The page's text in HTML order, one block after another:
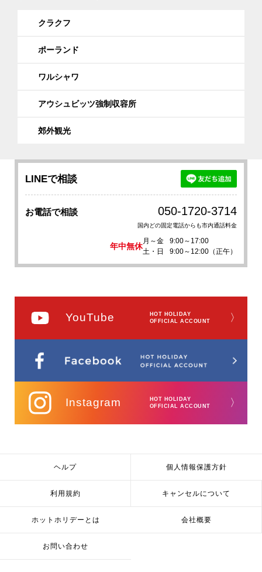
クラクフ
ポーランド
ワルシャワ
アウシュビッツ強制収容所
郊外観光
LINEで相談
お電話で相談 050-1720-3714
国内どの固定電話からも市内通話料金
年中無休
月～金
9:00～17:00
土・日
9:00～12:00（正午）
YouTube
HOT HOLIDAY
OFFICIAL ACCOUNT
〉
Instagram
HOT HOLIDAY
OFFICIAL ACCOUNT
〉
ヘルプ 個人情報保護方針
利用規約 キャンセルについて
ホットホリデーとは 会社概要
お問い合わせ